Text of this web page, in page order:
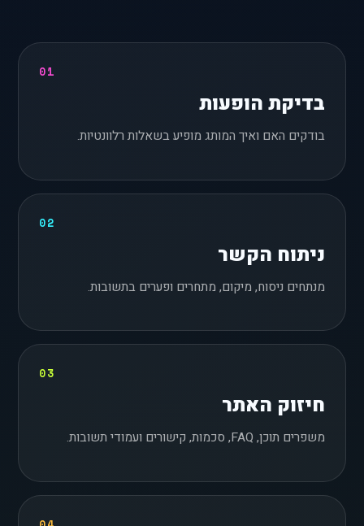
01
בדיקת הופעות
בודקים האם ואיך המותג מופיע בשאלות רלוונטיות.
02
ניתוח הקשר
מנתחים ניסוח, מיקום, מתחרים ופערים בתשובות.
03
חיזוק האתר
משפרים תוכן, FAQ, סכמות, קישורים ועמודי תשובות.